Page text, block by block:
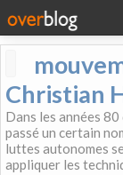
Christian
Dans les années 80
passé un certain
luttes autonomes
appliquer les